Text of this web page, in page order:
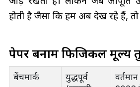
होती है जैसा कि हम अब देख रहे हैं, तो
पेपर बनाम फिजिकल मूल्य
बेंचमार्क
युद्धपूर्व